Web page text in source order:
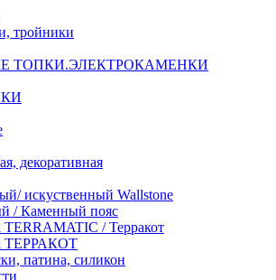
тройники
ТОПКИ.ЭЛЕКТРОКАМЕНКИ
декоративная
искуственный Wallstone
/ Каменный пояс
TERRAMATIC / Терракот
ТЕРРАКОТ
патина, силикон